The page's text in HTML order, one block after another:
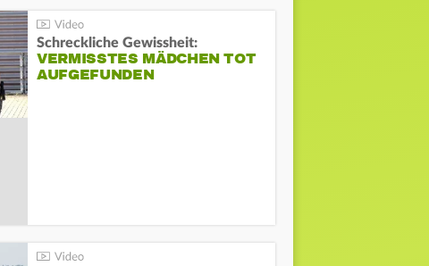
Schreckliche Gewissheit:
VERMISSTES MÄDCHEN TOT
AUFGEFUNDEN